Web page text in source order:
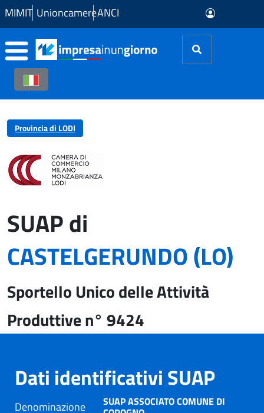
Skip to Main Content
MIMIT UnioncamereANCI
Provincia di LODI
SUAP di
CASTELGERUNDO (LO)
Sportello Unico delle Attività
Produttive n° 9424
Dati identificativi SUAP
Denominazione SUAP ASSOCIATO COMUNE DI